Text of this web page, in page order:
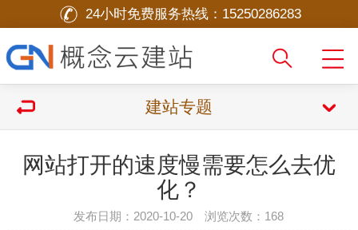
24小时免费服务热线： 15250286283
建站专题
网站打开的速度慢需要怎么去优
化？
发布日期：2020-10-20 浏览次数： 168